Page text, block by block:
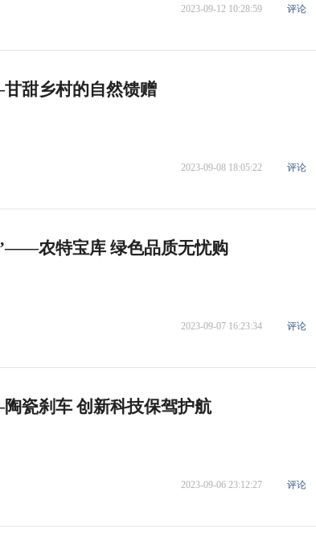
2023-09-12 10:28:59 评论
甜乡村的自然馈赠
2023-09-08 18:05:22 评论
农特宝库 绿色品质无忧购
2023-09-07 16:23:34 评论
瓷刹车 创新科技保驾护航
2023-09-06 23:12:27 评论